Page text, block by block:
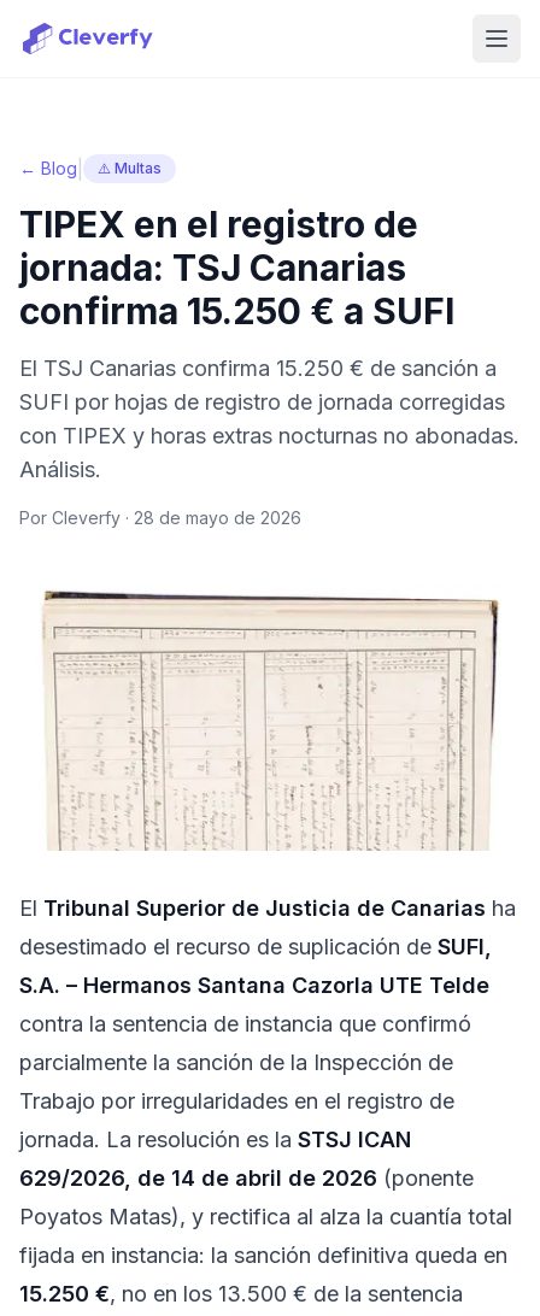
Pruébalo gratis
← Blog ⚠️ Multas
TIPEX en el registro de
jornada: TSJ Canarias
confirma 15.250 € a SUFI
El TSJ Canarias confirma 15.250 € de sanción a
SUFI por hojas de registro de jornada corregidas
con TIPEX y horas extras nocturnas no abonadas.
Análisis.
Por Cleverfy · 28 de mayo de 2026
El Tribunal Superior de Justicia de Canarias ha
desestimado el recurso de suplicación de SUFI,
S.A. – Hermanos Santana Cazorla UTE Telde
contra la sentencia de instancia que confirmó
parcialmente la sanción de la Inspección de
Trabajo por irregularidades en el registro de
jornada. La resolución es la STSJ ICAN
629/2026, de 14 de abril de 2026 (ponente
Poyatos Matas), y rectifica al alza la cuantía total
fijada en instancia: la sanción definitiva queda en
15.250 €, no en los 13.500 € de la sentencia